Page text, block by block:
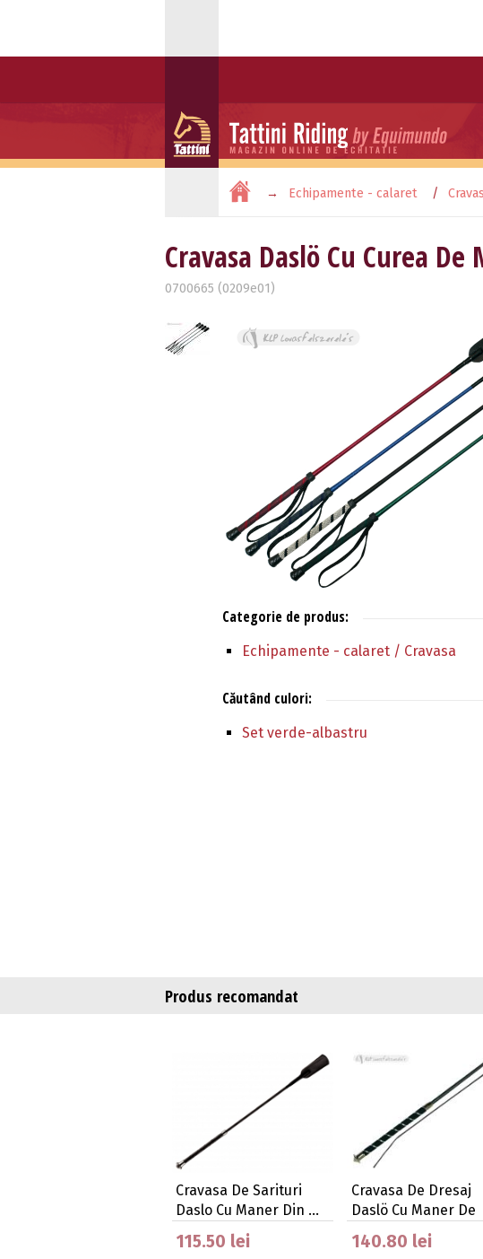
Echipamente - calaret
Cravasa Daslö Cu Curea
0700665 (0209e01)
Categorie de produs:
Echipamente - calaret / Cravasa
Căutând culori:
Set verde-albastru
Produs recomandat
Cravasa De Sarituri
Daslo Cu Maner Din …
115.50 lei
Cravasa De Dresaj
Daslö Cu Maner De
140.80 lei